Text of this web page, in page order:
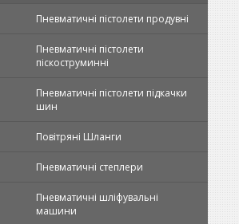
Пневматичні пістолети продувні
Пневматичні пістолети
піскоструминні
Пневматичні пістолети підкачки
шин
Повітряні Шланги
Пневматичні степлери
Пневматичні шліфувальні
машини